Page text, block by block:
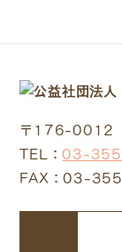
〒176-0012
TEL：03-
FAX：03-